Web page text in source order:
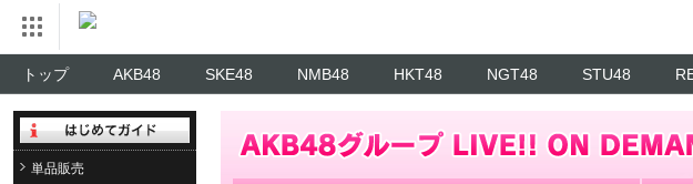
トップ AKB48 SKE48 NMB48 HKT48 NGT48 STU48
単品販売